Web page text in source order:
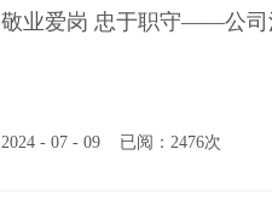
敬业爱岗 忠于职守——公司
2024 - 07 - 09 已阅：2476次